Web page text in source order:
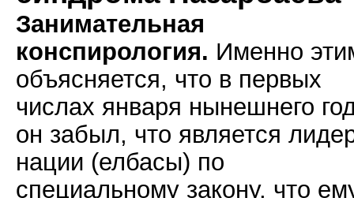
Занимательная
конспирология. Именно
объясняется, что в первых
числах января нынешнего
он забыл, что является
нации (елбасы) по
специальному закону, что